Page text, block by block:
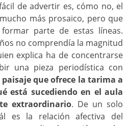
de advertir es, cómo no, el
más prosaico, pero que
parte de estas líneas.
no comprendía la magnitud
explica ha de concentrarse
una pieza periodística con
paisaje que ofrece la tarima a
está sucediendo en el aula
extraordinario. De un solo
es la relación afectiva del